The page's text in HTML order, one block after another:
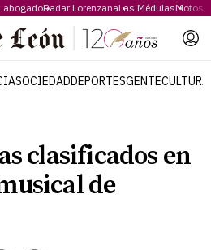
abogadoRadar LorenzanaLas MédulasMotos
SOCIEDADDEPORTESGENTECULTURA
clasificados en
de